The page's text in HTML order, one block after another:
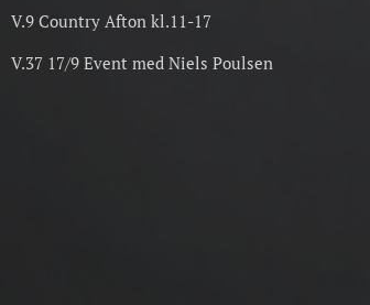
V.9 Country Afton kl.11-17
V.37 17/9 Event med Niels Poulsen